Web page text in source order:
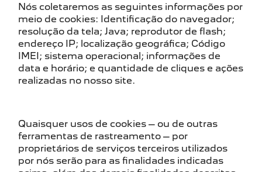
Nós coletaremos as seguintes informações por
meio de cookies: Identificação do navegador;
resolução da tela; Java; reprodutor de flash;
endereço IP; localização geográfica; Código
IMEI; sistema operacional; informações de
data e horário; e quantidade de cliques e ações
realizadas no nosso site.
Quaisquer usos de cookies – ou de outras
ferramentas de rastreamento – por
proprietários de serviços terceiros utilizados
por nós serão para as finalidades indicadas